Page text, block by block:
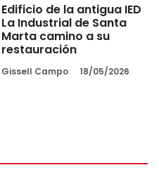
Edificio de la antigua IED
La Industrial de Santa
Marta camino a su
restauración
Gissell Campo 18/05/2026